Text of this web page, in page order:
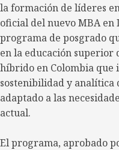
la formación de líderes
oficial del nuevo MBA en
programa de posgrado
en la educación superior
híbrido en Colombia
sostenibilidad y analítica
adaptado a las
actual.
El programa, aprobado